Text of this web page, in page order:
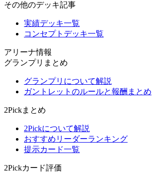
その他のデッキ記事
実績デッキ一覧
コンセプトデッキ一覧
アリーナ情報
グランプリまとめ
グランプリについて解説
ガントレットのルールと報酬まとめ
2Pickまとめ
2Pickについて解説
おすすめリーダーランキング
提示カード一覧
2Pickカード評価